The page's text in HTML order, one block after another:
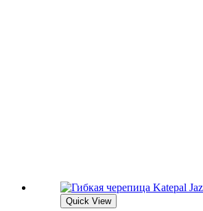
Quick View